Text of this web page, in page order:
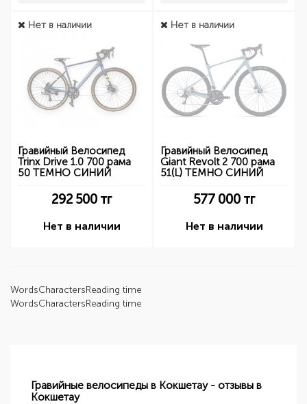
Нет в наличии
Гравийный Велосипед
Trinx Drive 1.0 700 рама
50 ТЕМНО СИНИЙ
292 500 тг
Нет в наличии
Нет в наличии
Гравийный Велосипед
Giant Revolt 2 700 рама
51(L) ТЕМНО СИНИЙ
577 000 тг
Нет в наличии
WordsCharactersReading time
WordsCharactersReading time
Гравийные велосипеды в Кокшетау - отзывы в
Кокшетау